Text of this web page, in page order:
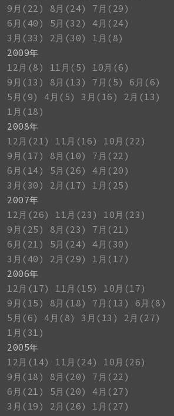
9月(22)
8月(24)
7月(29)
6月(40)
5月(32)
4月(24)
3月(33)
2月(30)
1月(8)
2009年
12月(8)
11月(5)
10月(6)
9月(13)
8月(13) 7月(5)
6月(6)
5月(9)
4月(5) 3月(16)
2月(13)
1月(18)
2008年
12月(21)
11月(16)
10月(22)
9月(17)
8月(10)
7月(22)
6月(14)
5月(26)
4月(20)
3月(30)
2月(17)
1月(25)
2007年
12月(26)
11月(23)
10月(23)
9月(25)
8月(23)
7月(21)
6月(21)
5月(24)
4月(30)
3月(40)
2月(29)
1月(17)
2006年
12月(17)
11月(15)
10月(17)
9月(15)
8月(18) 7月(13)
6月(8)
5月(6)
4月(8) 3月(13)
2月(27)
1月(31)
2005年
12月(14)
11月(24)
10月(26)
9月(18)
8月(20)
7月(22)
6月(21)
5月(20)
4月(27)
3月(19)
2月(26)
1月(27)